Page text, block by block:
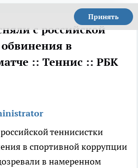
Принять
с российской
в
:: Теннис :: РБК
теннисистки
в спортивной коррупции
в намеренном